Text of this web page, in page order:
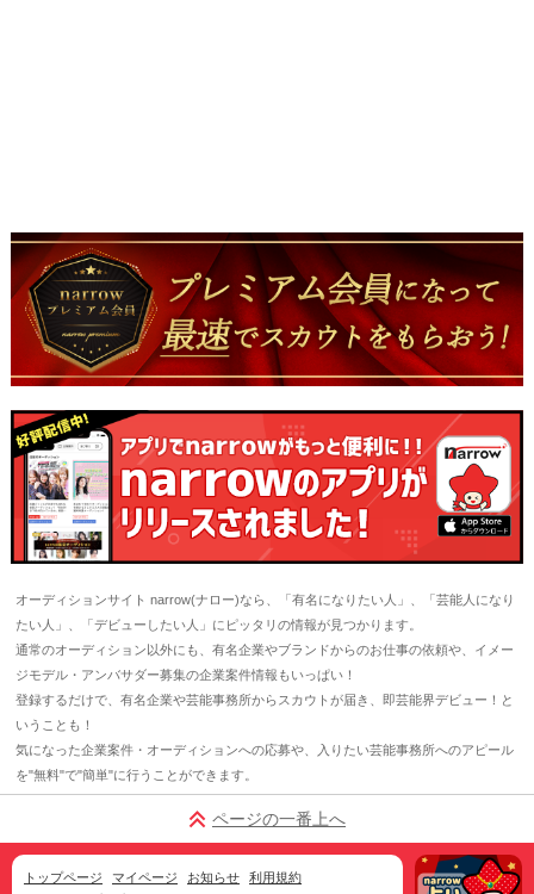
オーディションサイト narrow(ナロー)なら、「有名になりたい人」、「芸能人になり
たい人」、「デビューしたい人」にピッタリの情報が見つかります。
通常のオーディション以外にも、有名企業やブランドからのお仕事の依頼や、イメー
ジモデル・アンバサダー募集の企業案件情報もいっぱい！
登録するだけで、有名企業や芸能事務所からスカウトが届き、即芸能界デビュー！と
いうことも！
気になった企業案件・オーディションへの応募や、入りたい芸能事務所へのアピール
を"無料"で"簡単"に行うことができます。
ページの一番上へ
トップページ マイページ お知らせ
利用規約